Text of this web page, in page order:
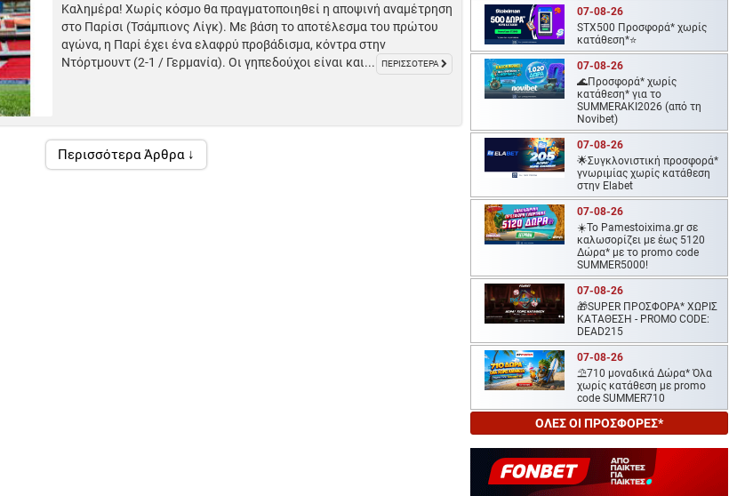
Καλημέρα! Χωρίς κόσμο θα πραγματοποιηθεί η αποψινή αναμέτρηση
στο Παρίσι (Τσάμπιονς Λίγκ). Με βάση το αποτέλεσμα του πρώτου
αγώνα, η Παρί έχει ένα ελαφρύ προβάδισμα, κόντρα στην
Ντόρτμουντ (2-1 / Γερμανία). Οι γηπεδούχοι είναι και...
ΠΕΡΙΣΣΟΤΕΡΑ
Περισσότερα Άρθρα ↓
07-08-26
STX500 Προσφορά* χωρίς
κατάθεση*⭐
07-08-26
🌊Προσφορά* χωρίς
κατάθεση* για το
SUMMERAKI2026 (από τη
Novibet)
07-08-26
🌟Συγκλονιστική προσφορά*
γνωριμίας χωρίς κατάθεση
στην Elabet
07-08-26
☀️To Pamestoixima.gr σε
καλωσορίζει με έως 5120
Δώρα* με το promo code
SUMMER5000!
07-08-26
🎁SUPER ΠΡΟΣΦΟΡΑ* ΧΩΡΙΣ
ΚΑΤΑΘΕΣΗ - PROMO CODE:
DEAD215
07-08-26
⛱️710 μοναδικά Δώρα* Όλα
χωρίς κατάθεση με promo
code SUMMER710
ΟΛΕΣ ΟΙ ΠΡΟΣΦΟΡΕΣ*